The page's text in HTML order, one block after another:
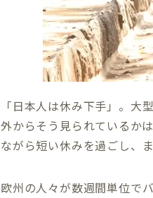
「日本人は休み下手」。大
外からそう見られているか
ながら短い休みを過ごし、
欧州の人々が数週間単位で